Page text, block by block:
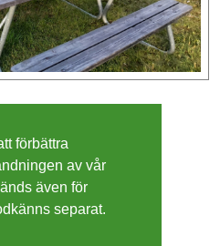
förbättra
av vår
även för
separat.